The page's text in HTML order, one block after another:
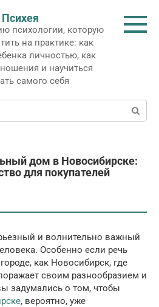
Психея
психологии, которую
на практике: как
личностью, как
и научиться
самого себя
дом в Новосибирске:
для покупателей
и волнительно важный
Особенно если речь
как Новосибирск, где
своим разнообразием и
задумались о том, чтобы
, вероятно, уже